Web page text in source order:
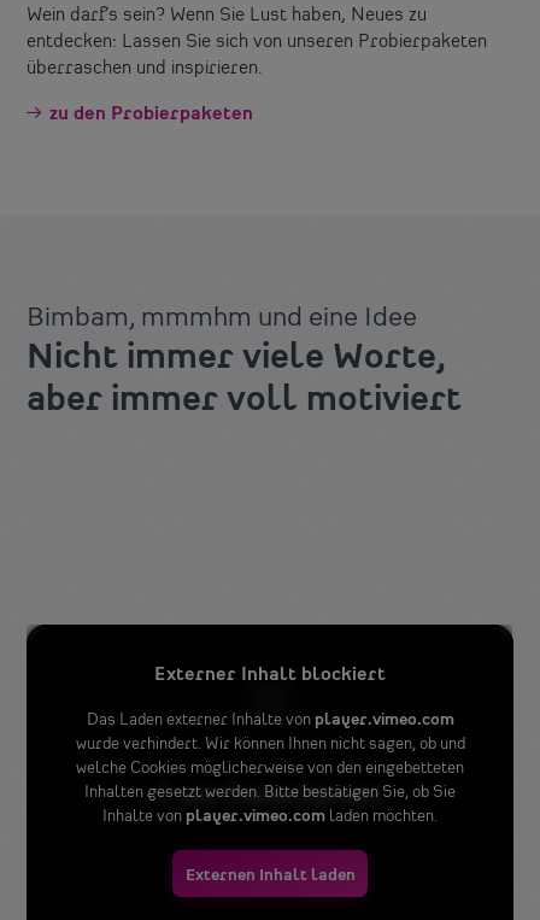
Wein darf’s sein? Wenn Sie Lust haben, Neues zu
entdecken: Lassen Sie sich von unseren Probierpaketen
überraschen und inspirieren.
zu den Probierpaketen
Bimbam, mmmhm und eine Idee
Nicht immer viele Worte,
aber immer voll motiviert
Externer Inhalt blockiert
Das Laden externer Inhalte von player.vimeo.com
wurde verhindert. Wir können Ihnen nicht sagen, ob und
welche Cookies möglicherweise von den eingebetteten
Inhalten gesetzt werden. Bitte bestätigen Sie, ob Sie
Inhalte von player.vimeo.com laden möchten.
Externen Inhalt laden